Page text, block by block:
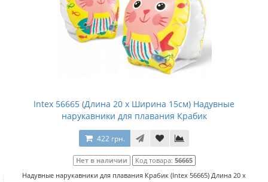
Intex 56665 (Длина 20 x Ширина 15см) Надувные
нарукавники для плавания Крабик
422 грн.
Нет в наличии Код товара: 56665
Надувные нарукавники для плавания Крабик (Intex 56665) Длина 20 x